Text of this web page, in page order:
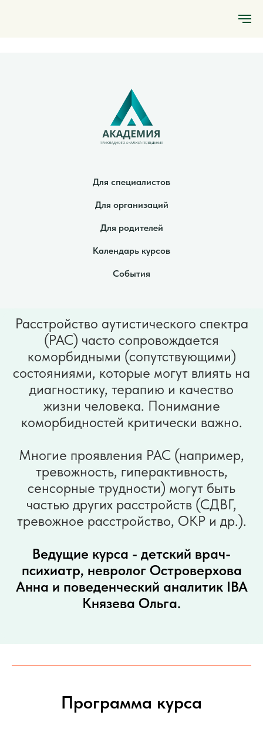
Для специалистов
Для организаций
Для родителей
Календарь курсов
События
Расстройство аутистического спектра
(РАС) часто сопровождается
коморбидными (сопутствующими)
состояниями, которые могут влиять на
диагностику, терапию и качество
жизни человека. Понимание
коморбидностей критически важно.
Многие проявления РАС (например,
тревожность, гиперактивность,
сенсорные трудности) могут быть
частью других расстройств (СДВГ,
тревожное расстройство, ОКР и др.).
Ведущие курса - детский врач-
психиатр, невролог Островерхова
Анна и поведенческий аналитик IBA
Князева Ольга.
Программа курса